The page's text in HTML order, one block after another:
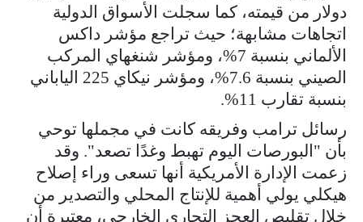
دولار من قيمته، كما سجلت الأسواق الدولية
اتجاهات مشابهة؛ حيث تراجع مؤشر داكس
الألماني بنسبة 7%، ومؤشر شنغهاي المركب
الصيني بنسبة 7.6%، ومؤشر نيكاي 225 الياباني
بنسبة تقارب 11%.
رسائل ترامب وفريقه كانت في مجملها توحي
بأن "البورصات اليوم تهبط وغدًا تصعد". وقد
زعمت الإدارة الأمريكية أنها تسعى وراء إصلاح
هيكلي يولي أهمية للإنتاج المحلي والتصدير من
خلال تقليص العجز التجاري الخارجي، معتبرة أن